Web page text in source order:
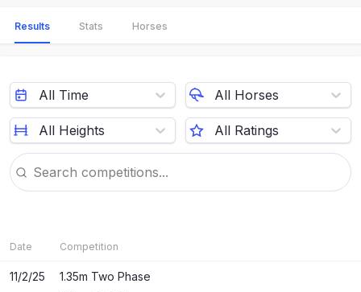
Results Stats Horses
All Time All Horses
All Heights All Ratings
Date Competition
11/2/25
1.35m Two Phase